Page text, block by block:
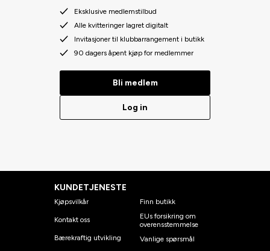
Eksklusive medlemstilbud
Alle kvitteringer lagret digitalt
Invitasjoner til klubbarrangement i butikk
90 dagers åpent kjøp for medlemmer
Bli medlem
Log in
KUNDETJENESTE
Kjøpsvilkår
Kontakt oss
Bærekraftig utvikling
Finn butikk
EUs forsikring om
overensstemmelse
Vanlige spørsmål